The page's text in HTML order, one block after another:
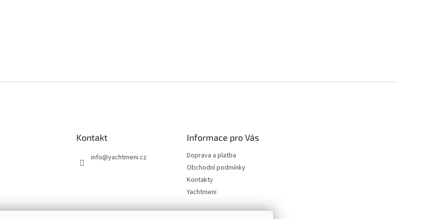
Kontakt
info@yachtmeni.cz
Informace pro Vás
Doprava a platba
Obchodní podmínky
Kontakty
Yachtmeni